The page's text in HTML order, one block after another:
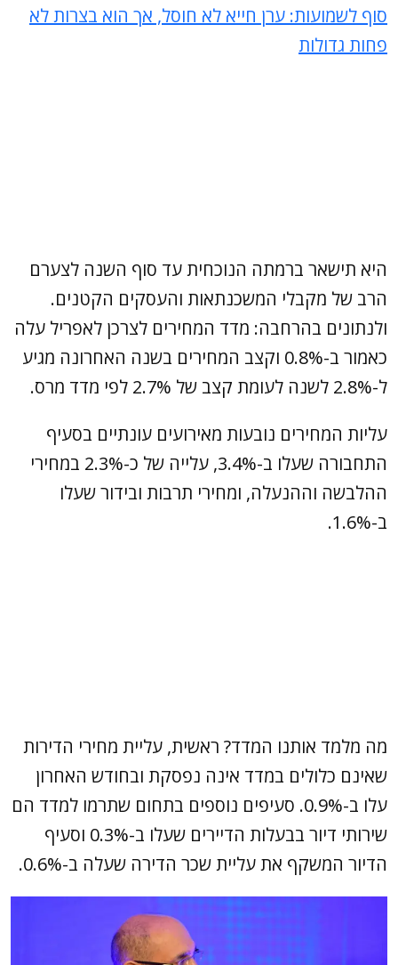
סוף לשמועות: ערן חייא לא חוסל, אך הוא בצרות לא
פחות גדולות
היא תישאר ברמתה הנוכחית עד סוף השנה לצערם
הרב של מקבלי המשכנתאות והעסקים הקטנים.
ולנתונים בהרחבה: מדד המחירים לצרכן לאפריל עלה
כאמור ב-0.8% וקצב המחירים בשנה האחרונה מגיע
ל-2.8% לשנה לעומת קצב של 2.7% לפי מדד מרס.
עליות המחירים נובעות מאירועים עונתיים בסעיף
התחבורה שעלו ב-3.4%, עלייה של כ-2.3% במחירי
ההלבשה וההנעלה, ומחירי תרבות ובידור שעלו
ב-1.6%.
מה מלמד אותנו המדד? ראשית, עליית מחירי הדירות
שאינם כלולים במדד אינה נפסקת ובחודש האחרון
עלו ב-0.9%. סעיפים נוספים בתחום שתרמו למדד הם
שירותי דיור בבעלות הדיירים שעלו ב-0.3% וסעיף
הדיור המשקף את עליית שכר הדירה שעלה ב-0.6%.